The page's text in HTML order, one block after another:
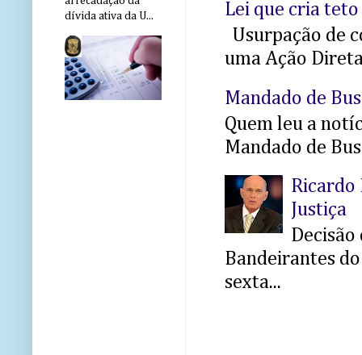
Lei que cria
Usurpação de
uma Ação
Mandado de
Quem leu a
Mandado de
Ricardo
Justiça
Decisão
Bandeirantes
sexta...
dívida ativa da U...